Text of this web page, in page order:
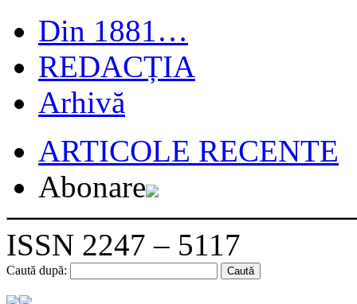
Din 1881…
REDACȚIA
Arhivă
ARTICOLE RECENTE
Abonare
ISSN 2247 – 5117
Caută după: